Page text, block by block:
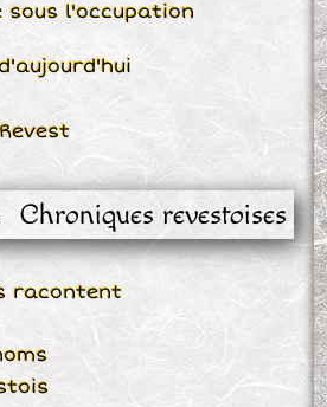
sous l'occupation
Chroniques revestoises
racontent